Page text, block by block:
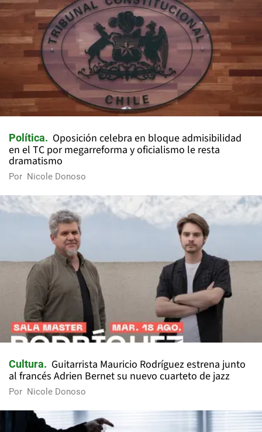
Política
Oposición celebra en bloque admisibilidad
en el TC por megarreforma y oficialismo le resta
dramatismo
Por Nicole Donoso
Cultura
Guitarrista Mauricio Rodríguez estrena junto
al francés Adrien Bernet su nuevo cuarteto de jazz
Por Nicole Donoso